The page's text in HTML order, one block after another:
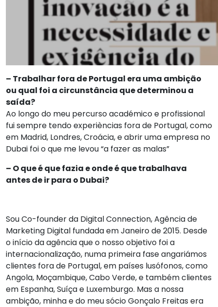
– Trabalhar fora de Portugal era uma ambição
ou qual foi a circunstância que determinou a
saída?
Ao longo do meu percurso académico e profissional
fui sempre tendo experièncias fora de Portugal, como
em Madrid, Londres, Croácia, e abrir uma empresa no
Dubai foi o que me levou “a fazer as malas”
– O que é que fazia e onde é que trabalhava
antes de ir para o Dubai?
Sou Co-founder da Digital Connection, Agência de
Marketing Digital fundada em Janeiro de 2015. Desde
o início da agência que o nosso objetivo foi a
internacionalização, numa primeira fase angariámos
clientes fora de Portugal, em países lusófonos, como
Angola, Moçambique, Cabo Verde, e também clientes
em Espanha, Suíça e Luxemburgo. Mas a nossa
ambição, minha e do meu sócio Gonçalo Freitas era